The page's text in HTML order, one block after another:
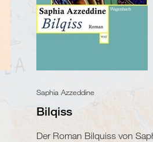
Saphia Azzeddine
Bilqiss
Der Roman Bilquiss von